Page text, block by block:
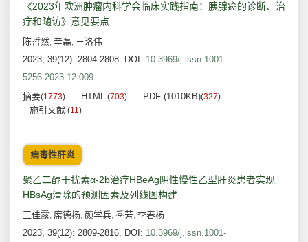
《2023年欧洲肿瘤内科学会临床实践指南：胰腺癌的诊断、治
疗和随访》意见要点
陈哲然, 辛磊, 王洛伟
2023, 39(12): 2804-2808. DOI: 10.3969/j.issn.1001-
5256.2023.12.009
摘要(1773) HTML (703) PDF (1010KB)(327)
施引文献 (11)
病毒性肝炎
聚乙二醇干扰素α-2b治疗HBeAg阴性慢性乙型肝炎患者实现
HBsAg清除的预测因素及列线图构建
王佳露, 席德扬, 颜学兵, 季芳, 李春杨
2023, 39(12): 2809-2816. DOI: 10.3969/j.issn.1001-